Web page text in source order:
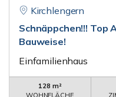
Kirchlengern
Schnäppchen!!! Top
Bauweise!
Einfamilienhaus
128 m²
WOHNFLÄCHE